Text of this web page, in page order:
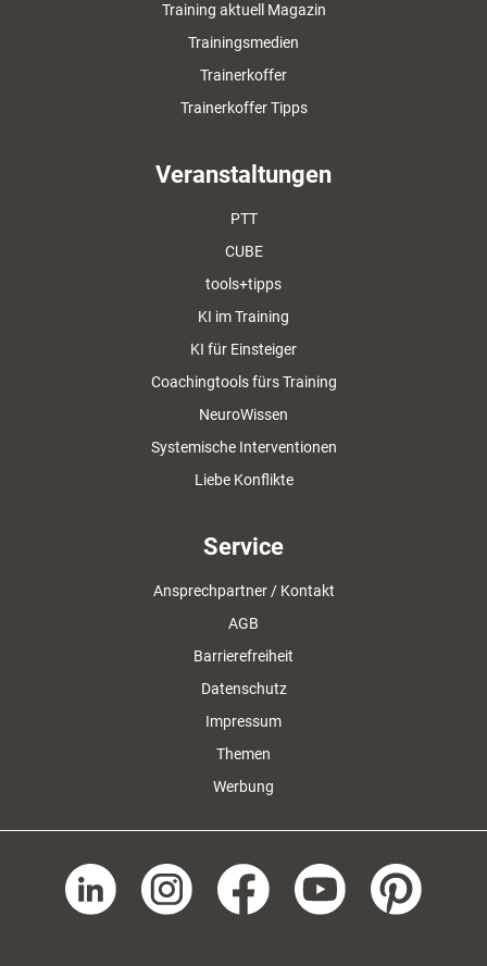
Training aktuell Magazin
Trainingsmedien
Trainerkoffer
Trainerkoffer Tipps
Veranstaltungen
PTT
CUBE
tools+tipps
KI im Training
KI für Einsteiger
Coachingtools fürs Training
NeuroWissen
Systemische Interventionen
Liebe Konflikte
Service
Ansprechpartner / Kontakt
AGB
Barrierefreiheit
Datenschutz
Impressum
Themen
Werbung